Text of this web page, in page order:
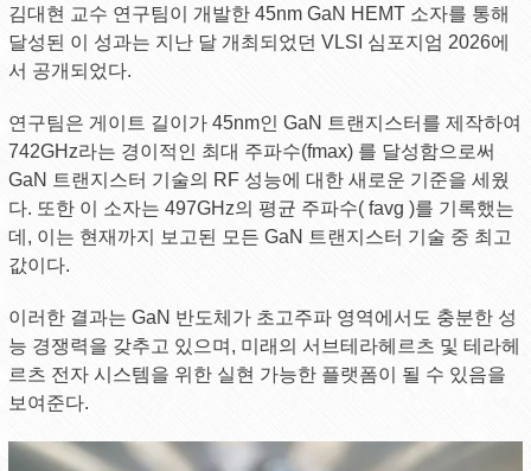
김대현 교수 연구팀이 개발한 45nm GaN HEMT 소자를 통해
달성된 이 성과는 지난 달 개최되었던 VLSI 심포지엄 2026에
서 공개되었다.
연구팀은 게이트 길이가 45nm인 GaN 트랜지스터를 제작하여
742GHz라는 경이적인 최대 주파수(fmax) 를 달성함으로써
GaN 트랜지스터 기술의 RF 성능에 대한 새로운 기준을 세웠
다. 또한 이 소자는 497GHz의 평균 주파수( favg )를 기록했는
데, 이는 현재까지 보고된 모든 GaN 트랜지스터 기술 중 최고
값이다.
이러한 결과는 GaN 반도체가 초고주파 영역에서도 충분한 성
능 경쟁력을 갖추고 있으며, 미래의 서브테라헤르츠 및 테라헤
르츠 전자 시스템을 위한 실현 가능한 플랫폼이 될 수 있음을
보여준다.